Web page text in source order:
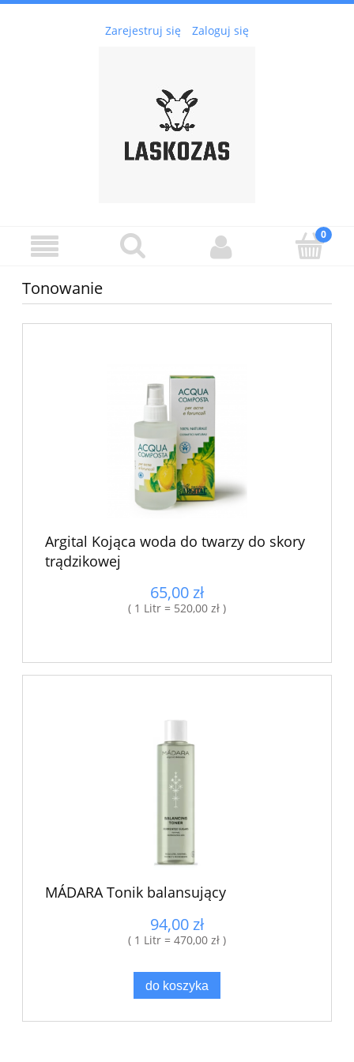
Zarejestruj się Zaloguj się
Tonowanie
Argital Kojąca woda do twarzy do skory
trądzikowej
65,00 zł
( 1 Litr = 520,00 zł )
MÁDARA Tonik balansujący
94,00 zł
( 1 Litr = 470,00 zł )
do koszyka